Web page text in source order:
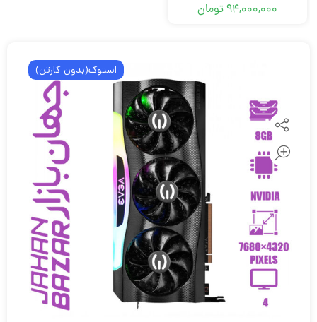
94,000,000تومان
استوک(بدون کارتن)